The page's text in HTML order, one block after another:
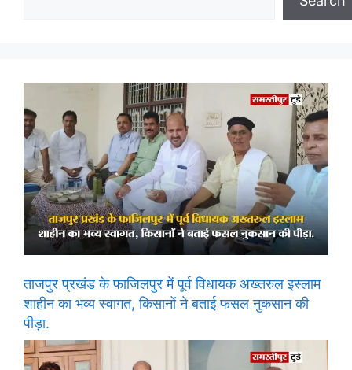
ताजपुर प्रखंड के फाजिलपुर में पूर्व विधायक अख्तरुल इस्लाम
शाहीन का भव्य स्वागत, किसानों ने बताई फसल नुकसान की
पीड़ा.